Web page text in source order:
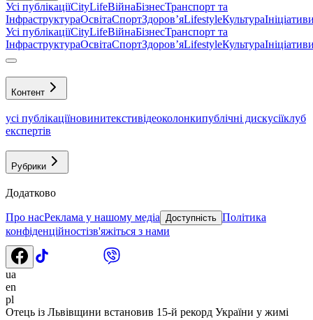
Усі публікаціїCityLifeВійнаБізнесТранспорт та
ІнфраструктураОсвітаСпортЗдоровʼяLifestyleКультура
Усі публікаціїCityLifeВійнаБізнесТранспорт та
ІнфраструктураОсвітаСпортЗдоровʼяLifestyleКультура
Контент
усі публікаціїновинитекстивідеоколонкипублічні дискусіїклуб
експертів
Рубрики
Додатково
Про насРеклама у нашому медіа Доступність Політика
конфіденційностізв'яжіться з нами
ua
en
pl
Отець із Львівщини встановив 15-й рекорд України у жимі